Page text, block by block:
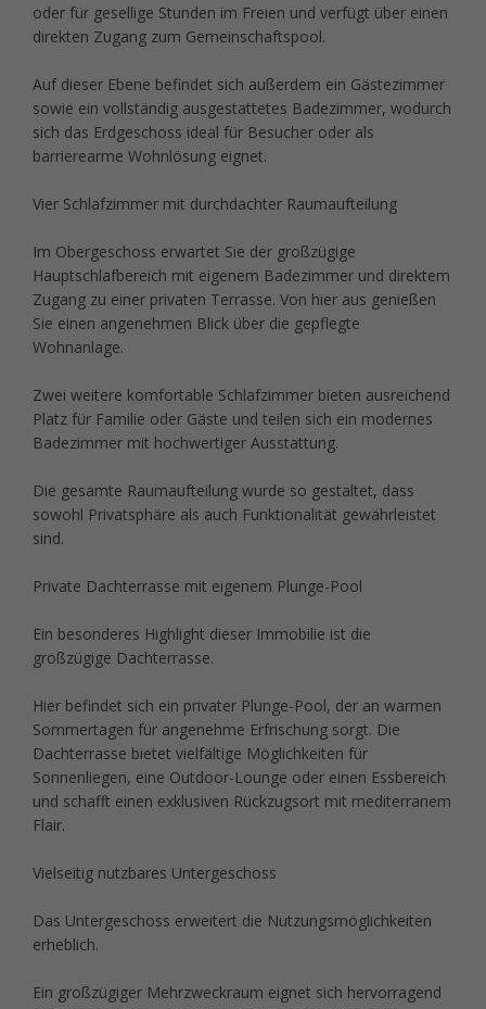
oder für gesellige Stunden im Freien und verfügt über einen
direkten Zugang zum Gemeinschaftspool.
Auf dieser Ebene befindet sich außerdem ein Gästezimmer
sowie ein vollständig ausgestattetes Badezimmer, wodurch
sich das Erdgeschoss ideal für Besucher oder als
barrierearme Wohnlösung eignet.
Vier Schlafzimmer mit durchdachter Raumaufteilung
Im Obergeschoss erwartet Sie der großzügige
Hauptschlafbereich mit eigenem Badezimmer und direktem
Zugang zu einer privaten Terrasse. Von hier aus genießen
Sie einen angenehmen Blick über die gepflegte
Wohnanlage.
Zwei weitere komfortable Schlafzimmer bieten ausreichend
Platz für Familie oder Gäste und teilen sich ein modernes
Badezimmer mit hochwertiger Ausstattung.
Die gesamte Raumaufteilung wurde so gestaltet, dass
sowohl Privatsphäre als auch Funktionalität gewährleistet
sind.
Private Dachterrasse mit eigenem Plunge-Pool
Ein besonderes Highlight dieser Immobilie ist die
großzügige Dachterrasse.
Hier befindet sich ein privater Plunge-Pool, der an warmen
Sommertagen für angenehme Erfrischung sorgt. Die
Dachterrasse bietet vielfältige Möglichkeiten für
Sonnenliegen, eine Outdoor-Lounge oder einen Essbereich
und schafft einen exklusiven Rückzugsort mit mediterranem
Flair.
Vielseitig nutzbares Untergeschoss
Das Untergeschoss erweitert die Nutzungsmöglichkeiten
erheblich.
Ein großzügiger Mehrzweckraum eignet sich hervorragend